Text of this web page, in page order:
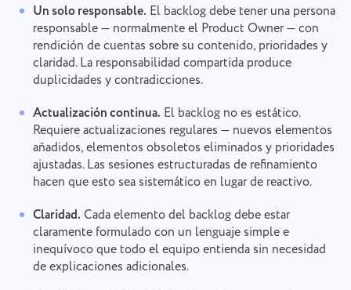
Un solo responsable. El backlog debe tener una persona
responsable — normalmente el Product Owner — con
rendición de cuentas sobre su contenido, prioridades y
claridad. La responsabilidad compartida produce
duplicidades y contradicciones.
Actualización continua. El backlog no es estático.
Requiere actualizaciones regulares — nuevos elementos
añadidos, elementos obsoletos eliminados y prioridades
ajustadas. Las sesiones estructuradas de refinamiento
hacen que esto sea sistemático en lugar de reactivo.
Claridad. Cada elemento del backlog debe estar
claramente formulado con un lenguaje simple e
inequívoco que todo el equipo entienda sin necesidad
de explicaciones adicionales.